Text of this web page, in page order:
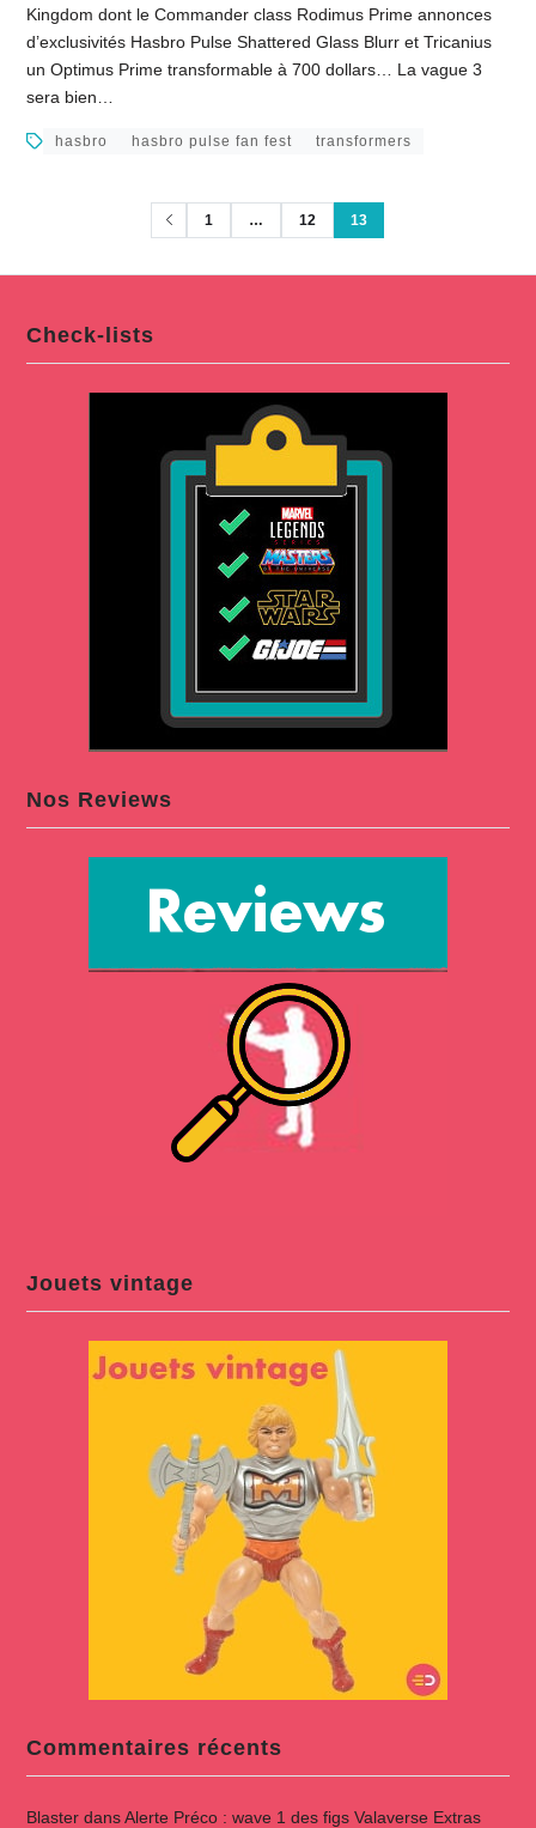
Kingdom dont le Commander class Rodimus Prime annonces
d’exclusivités Hasbro Pulse Shattered Glass Blurr et Tricanius
un Optimus Prime transformable à 700 dollars… La vague 3
sera bien…
hasbro hasbro pulse fan fest transformers
1 … 12 13
Check-lists
Nos Reviews
Jouets vintage
Commentaires récents
BlasterdansAlerte Préco : wave 1 des figs Valaverse Extras